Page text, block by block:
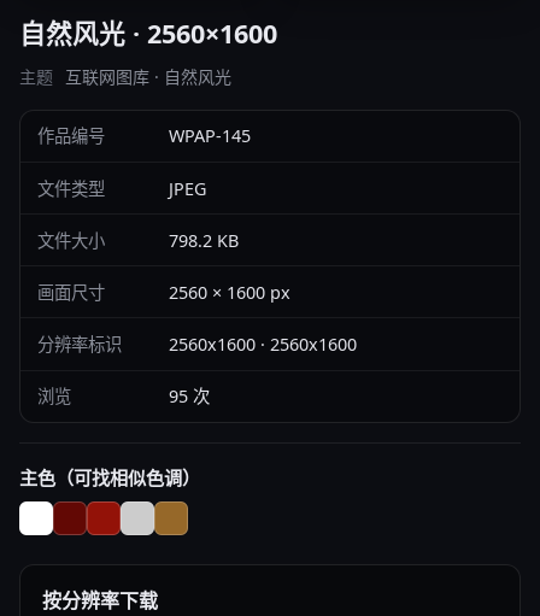
自然风光 · 2560×1600
主题 互联网图库 · 自然风光
作品编号 WPAP-145
文件类型 JPEG
文件大小 798.2 KB
画面尺寸 2560 × 1600 px
分辨率标识 2560x1600 · 2560x1600
浏览 95 次
主色（可找相似色调）
按分辨率下载